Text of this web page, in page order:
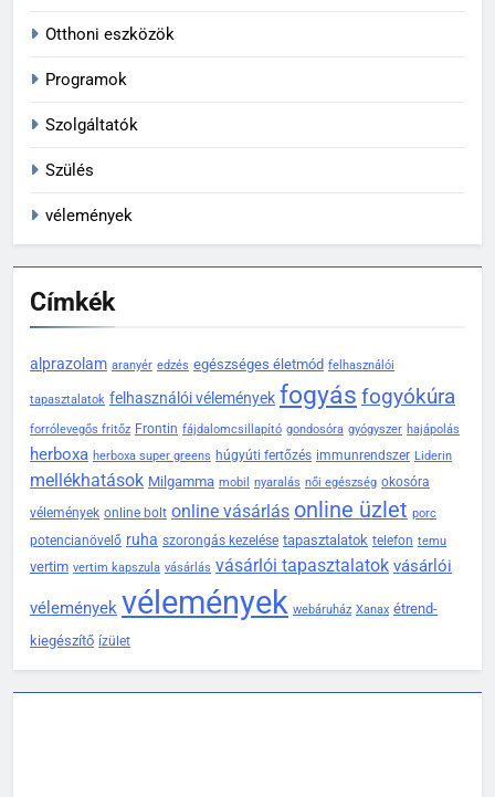
Otthoni eszközök
Programok
Szolgáltatók
Szülés
vélemények
Címkék
alprazolam aranyér edzés egészséges életmód felhasználói
tapasztalatok felhasználói vélemények fogyás fogyókúra
forrólevegős fritőz Frontin fájdalomcsillapító gondosóra gyógyszer hajápolás
herboxa herboxa super greens húgyúti fertőzés immunrendszer Liderin
mellékhatások Milgamma mobil nyaralás női egészség okosóra
vélemények online bolt online vásárlás online üzlet porc
potencianövelő ruha szorongás kezelése tapasztalatok telefon temu
vertim vertim kapszula vásárlás vásárlói tapasztalatok vásárlói
vélemények vélemények webáruház Xanax étrend-
kiegészítő ízület